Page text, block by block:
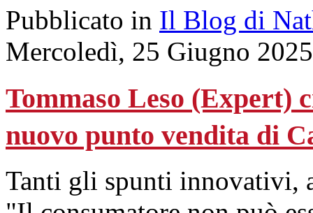
Pubblicato in Il Blog di
Mercoledì, 25 Giugno
Tommaso Leso (Expert)
nuovo punto vendita di
Tanti gli spunti innovativi,